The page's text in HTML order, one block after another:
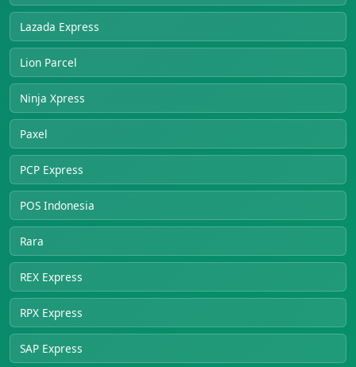
Lazada Express
Lion Parcel
Ninja Xpress
Paxel
PCP Express
POS Indonesia
Rara
REX Express
RPX Express
SAP Express